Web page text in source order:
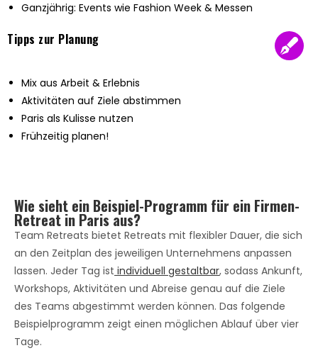
Ganzjährig: Events wie Fashion Week & Messen
Tipps zur Planung
Mix aus Arbeit & Erlebnis
Aktivitäten auf Ziele abstimmen
Paris als Kulisse nutzen
Frühzeitig planen!
Wie sieht ein Beispiel-Programm für ein Firmen-
Retreat in Paris aus?
Team Retreats bietet Retreats mit flexibler Dauer, die sich
an den Zeitplan des jeweiligen Unternehmens anpassen
lassen. Jeder Tag ist individuell gestaltbar, sodass Ankunft,
Workshops, Aktivitäten und Abreise genau auf die Ziele
des Teams abgestimmt werden können. Das folgende
Beispielprogramm zeigt einen möglichen Ablauf über vier
Tage.